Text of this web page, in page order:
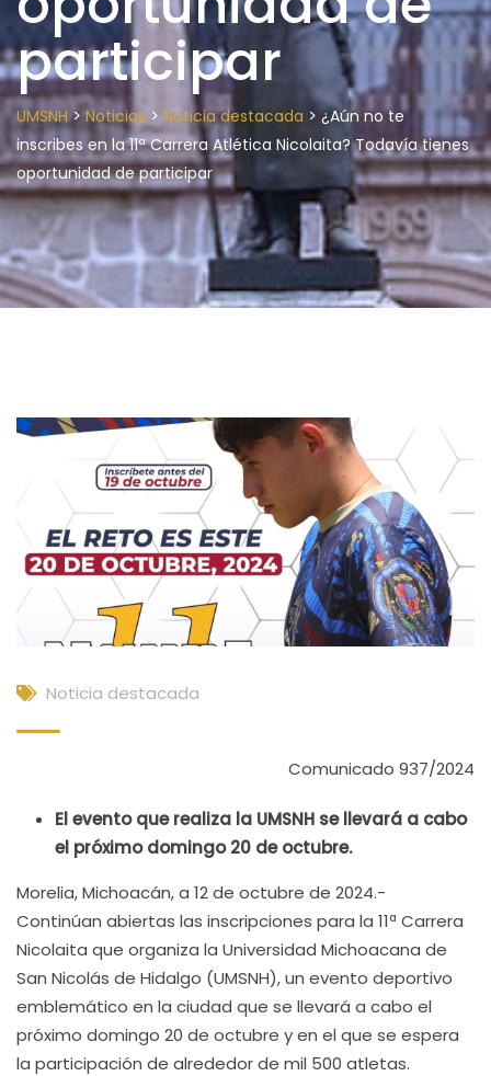
participar
UMSNH> Noticias > Noticia destacada > ¿Aún no te
inscribes en la 11ª Carrera Atlética Nicolaita? Todavía tienes
oportunidad de participar
Noticia destacada
Comunicado 937/2024
El evento que realiza la UMSNH se llevará a cabo
el próximo domingo 20 de octubre.
Morelia, Michoacán, a 12 de octubre de 2024.-
Continúan abiertas las inscripciones para la 11ª Carrera
Nicolaita que organiza la Universidad Michoacana de
San Nicolás de Hidalgo (UMSNH), un evento deportivo
emblemático en la ciudad que se llevará a cabo el
próximo domingo 20 de octubre y en el que se espera
la participación de alrededor de mil 500 atletas.